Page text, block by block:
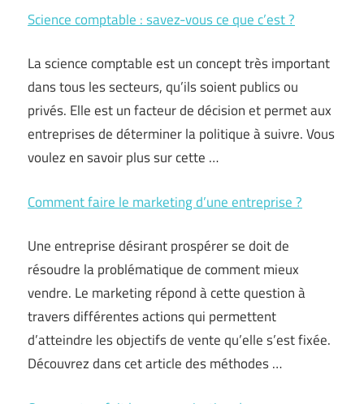
Science comptable : savez-vous ce que c’est ?
La science comptable est un concept très important
dans tous les secteurs, qu’ils soient publics ou
privés. Elle est un facteur de décision et permet aux
entreprises de déterminer la politique à suivre. Vous
voulez en savoir plus sur cette …
Comment faire le marketing d’une entreprise ?
Une entreprise désirant prospérer se doit de
résoudre la problématique de comment mieux
vendre. Le marketing répond à cette question à
travers différentes actions qui permettent
d’atteindre les objectifs de vente qu’elle s’est fixée.
Découvrez dans cet article des méthodes …